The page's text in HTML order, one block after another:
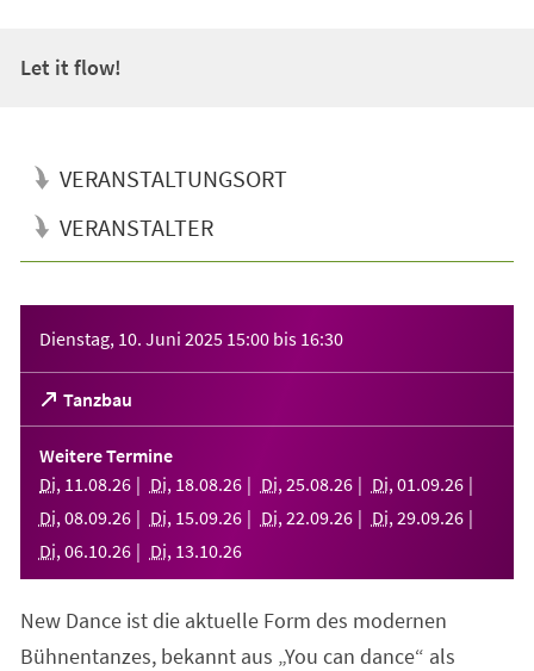
Let it flow!
VERANSTALTUNGSORT
VERANSTALTER
Dienstag, 10. Juni 2025 15:00 bis 16:30
Tanzbau
(Öffnet
in
einem
neuen
Tab)
Weitere Termine
Di, 11 .08.26 Di, 18.08.26 Di, 25.08.26 Di, 01 .09.26
Di, 08.09.26 Di, 15.09.26 Di, 22.09.26 Di, 29.09.26
Di, 06.10.26 Di, 13.10.26
New Dance ist die aktuelle Form des modernen
Bühnentanzes, bekannt aus „You can dance“ als